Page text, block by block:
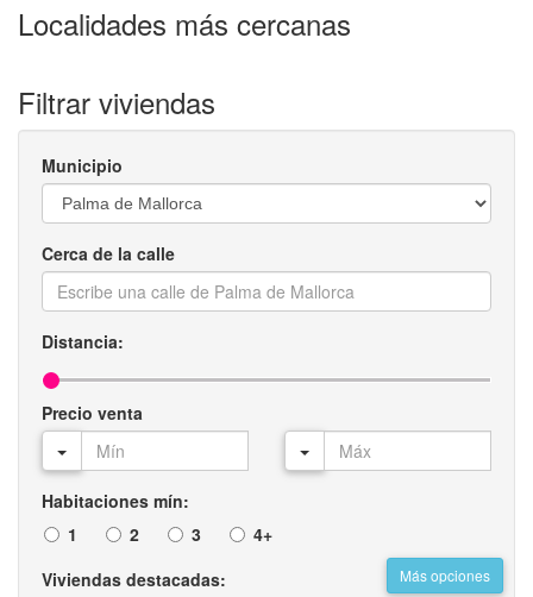
Localidades más cercanas
Filtrar viviendas
Municipio
Cerca de la calle
Distancia:
Precio venta
Habitaciones mín:
1
2 3 4+
Más opciones
Viviendas destacadas: